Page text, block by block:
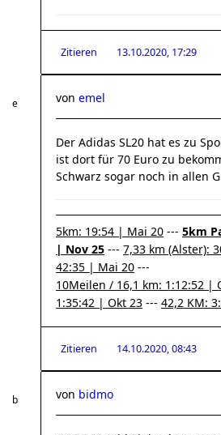
Zitieren 13.10.2020, 17:29
von emel
Der Adidas SL20 hat es zu
ist dort für 70 Euro zu
Schwarz sogar noch in allen
5km: 19:54 | Mai 20 --- 5km
| Nov 25 --- 7,33 km (Alster):
42:35 | Mai 20 ---
10Meilen / 16,1 km: 1:12:52 |
1:35:42 | Okt 23 --- 42,2 KM:
Zitieren 14.10.2020, 08:43
von bidmo